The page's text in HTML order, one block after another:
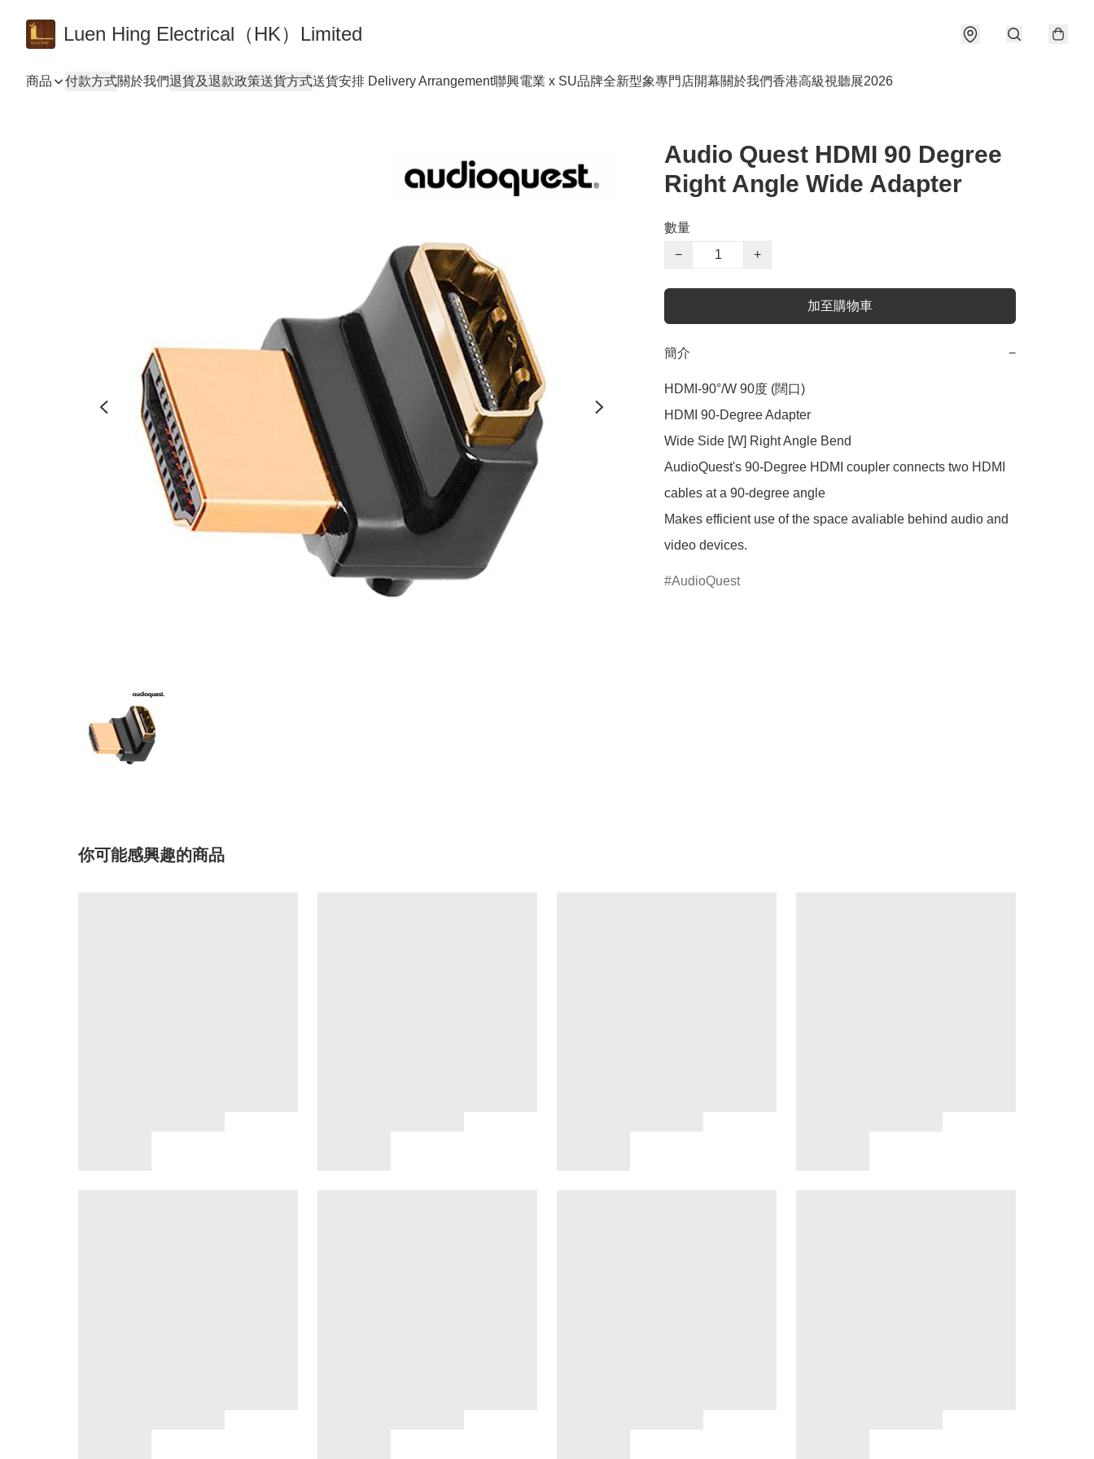
Luen Hing Electrical（HK）Limited
商品 付款方式關於我們退貨及退款政策送貨方式送貨安排 Delivery Arrangement聯興電業 x SU品牌全新型象專門店開幕關於我們香港高級視聽展2026
Audio Quest HDMI 90 Degree
Right Angle Wide Adapter
數量
−
+
加至購物車
簡介 −
HDMI-90°/W 90度 (闊口)
HDMI 90-Degree Adapter
Wide Side [W] Right Angle Bend
AudioQuest's 90-Degree HDMI coupler connects two HDMI
cables at a 90-degree angle
Makes efficient use of the space avaliable behind audio and
video devices.
AudioQuest
你可能感興趣的商品